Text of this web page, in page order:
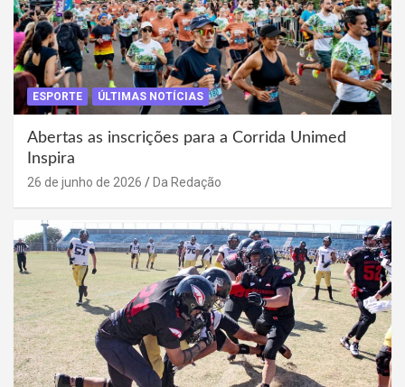
ESPORTE ÚLTIMAS NOTÍCIAS
Abertas as inscrições para a Corrida Unimed
Inspira
26 de junho de 2026 Da Redação